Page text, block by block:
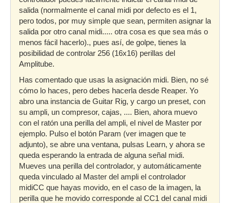
salida (normalmente el canal midi por defecto es el 1,
pero todos, por muy simple que sean, permiten asignar la
salida por otro canal midi..... otra cosa es que sea más o
menos fácil hacerlo)., pues así, de golpe, tienes la
posibilidad de controlar 256 (16x16) perillas del
Amplitube.
Has comentado que usas la asignación midi. Bien, no sé
cómo lo haces, pero debes hacerla desde Reaper. Yo
abro una instancia de Guitar Rig, y cargo un preset, con
su ampli, un compresor, cajas, .... Bien, ahora muevo
con el ratón una perilla del ampli, el nivel de Master por
ejemplo. Pulso el botón Param (ver imagen que te
adjunto), se abre una ventana, pulsas Learn, y ahora se
queda esperando la entrada de alguna señal midi.
Mueves una perilla del controlador, y automáticamente
queda vinculado al Master del ampli el controlador
midiCC que hayas movido, en el caso de la imagen, la
perilla que he movido corresponde al CC1 del canal midi